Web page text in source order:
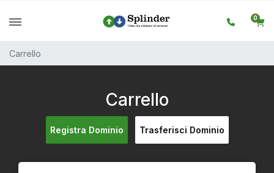
0
Carrello
Carrello
Registra Dominio Trasferisci Dominio